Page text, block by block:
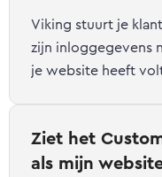
Viking stuurt je
zijn inloggegevens
je website heeft
Ziet het
als mijn